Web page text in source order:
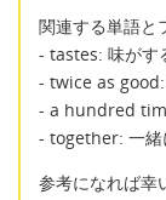
関連する単語と
- tastes: 味がす
- twice as
- a hundred
- together: 一緒
参考になれば幸